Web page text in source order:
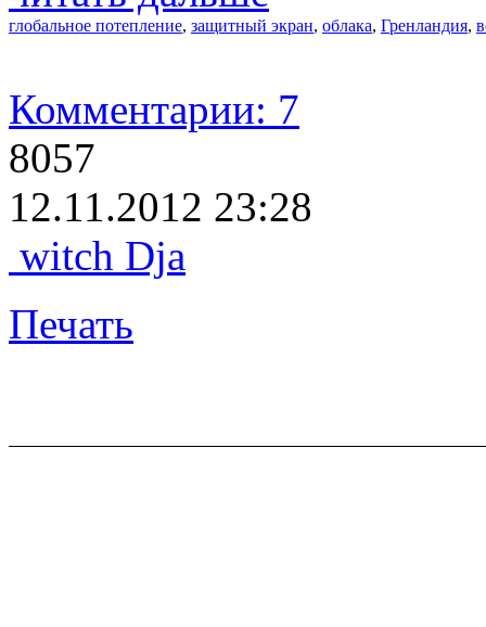
глобальное потепление, защитный экран, облака, Гренландия,
Комментарии: 7
8057
12.11.2012 23:28
witch Dja
Печать